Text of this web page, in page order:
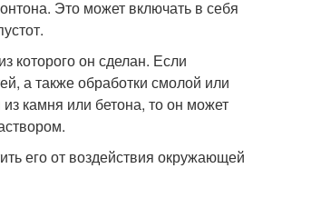
Это может включать в себя
которого он сделан. Если
а также обработки смолой или
камня или бетона, то он может
его от воздействия окружающей